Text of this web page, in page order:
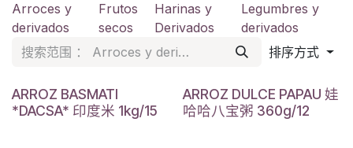
Arroces y
derivados
Frutos
secos
Harinas y
Derivados
Legumbres y
derivados
排序方式
ARROZ BASMATI
*DACSA* 印度米 1kg/15
ARROZ DULCE PAPAU 娃
哈哈八宝粥 360g/12